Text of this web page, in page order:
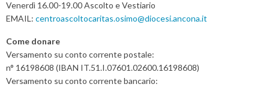
Venerdì 16.00-19.00 Ascolto e Vestiario
EMAIL: centroascoltocaritas.osimo@diocesi.ancona.it
Come donare
Versamento su conto corrente postale:
n° 16198608 (IBAN IT.51.I.07601.02600.16198608)
Versamento su conto corrente bancario: